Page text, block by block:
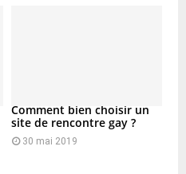
Comment bien choisir un
site de rencontre gay ?
30 mai 2019